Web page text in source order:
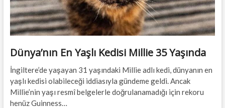
Dünya’nın En Yaşlı Kedisi Millie 35 Yaşında
İngiltere’de yaşayan 31 yaşındaki Millie adlı kedi, dünyanın en
yaşlı kedisi olabileceği iddiasıyla gündeme geldi. Ancak
Millie’nin yaşı resmî belgelerle doğrulanamadığı için rekoru
henüz Guinness…